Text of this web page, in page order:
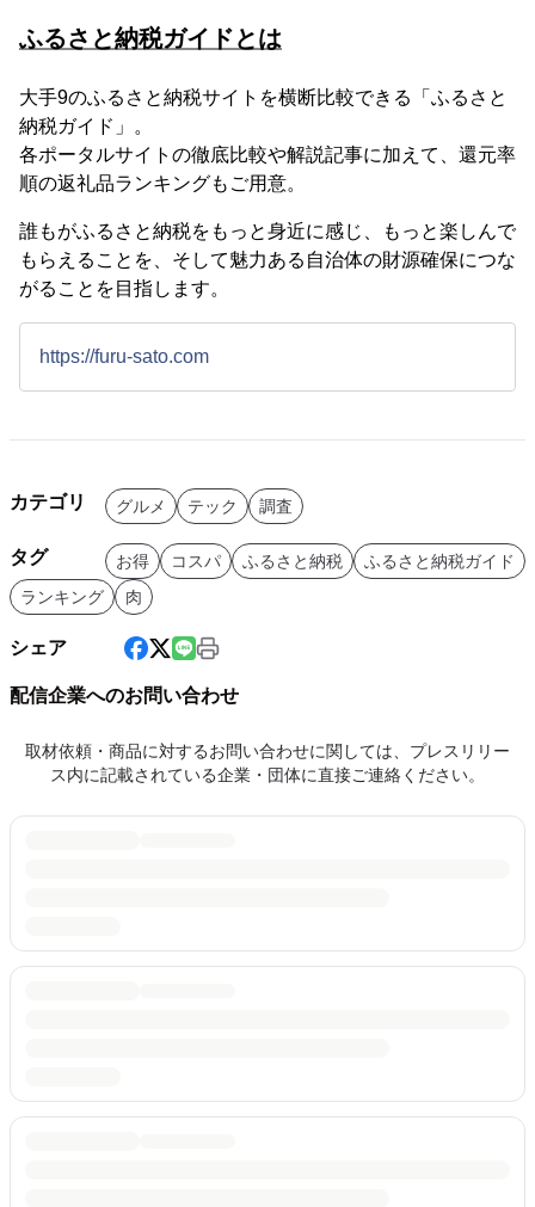
ふるさと納税ガイドとは
大手9のふるさと納税サイトを横断比較できる「ふるさと
納税ガイド」。
各ポータルサイトの徹底比較や解説記事に加えて、還元率
順の返礼品ランキングもご用意。
誰もがふるさと納税をもっと身近に感じ、もっと楽しんで
もらえることを、そして魅力ある自治体の財源確保につな
がることを目指します。
https://furu-sato.com
カテゴリ グルメ テック 調査
タグ お得 コスパ ふるさと納税
ふるさと納税ガイド
ランキング
肉
シェア
配信企業へのお問い合わせ
取材依頼・商品に対するお問い合わせに関しては、プレスリリー
ス内に記載されている企業・団体に直接ご連絡ください。